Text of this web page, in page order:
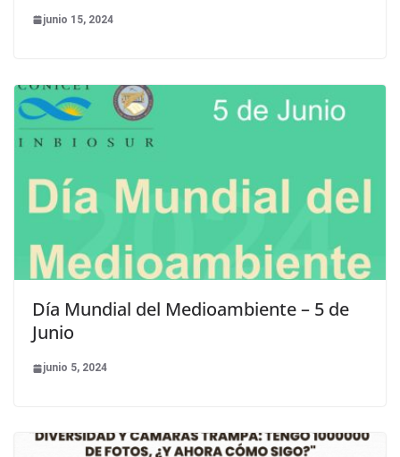
junio 15, 2024
Día Mundial del Medioambiente – 5 de
Junio
junio 5, 2024